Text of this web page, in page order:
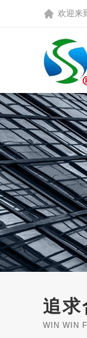
欢迎来
追求
WIN WIN